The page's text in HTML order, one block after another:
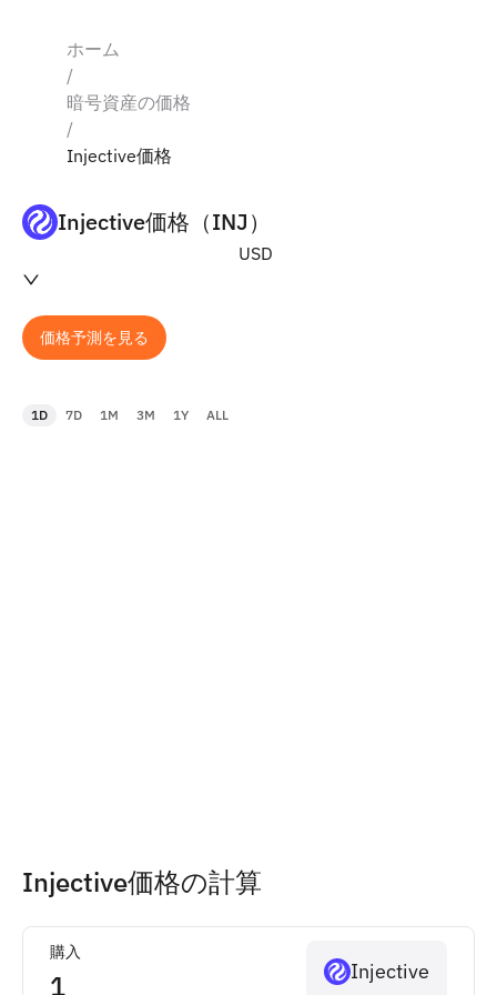
ホーム
/
暗号資産の価格
/
Injective価格
Injective価格（INJ）
USD
価格予測を見る
1D 7D 1M 3M 1Y ALL
Injective価格の計算
購入
Injective